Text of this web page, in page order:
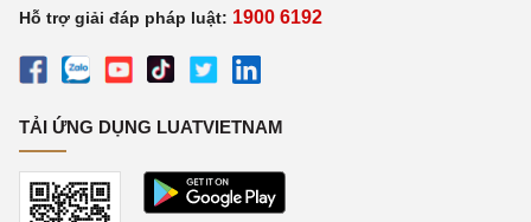
Hỗ trợ giải đáp pháp luật: 1900 6192
TẢI ỨNG DỤNG LUATVIETNAM